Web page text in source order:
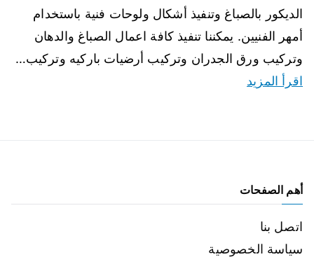
الديكور بالصباغ وتنفيذ أشكال ولوحات فنية باستخدام
أمهر الفنيين. يمكننا تنفيذ كافة اعمال الصباغ والدهان
وتركيب ورق الجدران وتركيب أرضيات باركيه وتركيب…
اقرأ المزيد
أهم الصفحات
اتصل بنا
سياسة الخصوصية